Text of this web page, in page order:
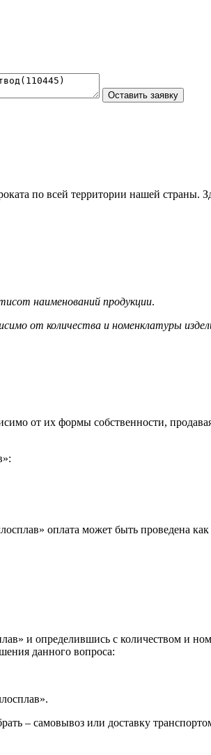
по всей территории нашей
наименований продукции.
от количества и номенклатуры
от их формы собственности,
оплата может быть проведена
и определившись с количеством и
данного вопроса:
– самовывоз или доставку